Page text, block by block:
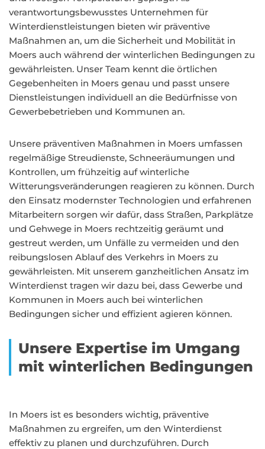
verantwortungsbewusstes Unternehmen für
Winterdienstleistungen bieten wir präventive
Maßnahmen an, um die Sicherheit und Mobilität in
Moers auch während der winterlichen Bedingungen zu
gewährleisten. Unser Team kennt die örtlichen
Gegebenheiten in Moers genau und passt unsere
Dienstleistungen individuell an die Bedürfnisse von
Gewerbebetrieben und Kommunen an.
Unsere präventiven Maßnahmen in Moers umfassen
regelmäßige Streudienste, Schneeräumungen und
Kontrollen, um frühzeitig auf winterliche
Witterungsveränderungen reagieren zu können. Durch
den Einsatz modernster Technologien und erfahrenen
Mitarbeitern sorgen wir dafür, dass Straßen, Parkplätze
und Gehwege in Moers rechtzeitig geräumt und
gestreut werden, um Unfälle zu vermeiden und den
reibungslosen Ablauf des Verkehrs in Moers zu
gewährleisten. Mit unserem ganzheitlichen Ansatz im
Winterdienst tragen wir dazu bei, dass Gewerbe und
Kommunen in Moers auch bei winterlichen
Bedingungen sicher und effizient agieren können.
Unsere Expertise im Umgang
mit winterlichen Bedingungen
In Moers ist es besonders wichtig, präventive
Maßnahmen zu ergreifen, um den Winterdienst
effektiv zu planen und durchzuführen. Durch